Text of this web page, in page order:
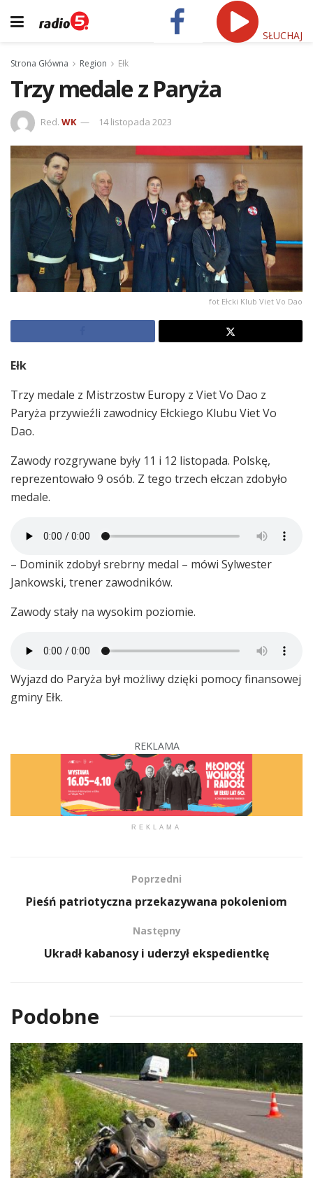
SŁUCHAJ
Strona Główna Region Ełk
Trzy medale z Paryża
Red. WK 14 listopada 2023
fot Ełcki Klub Viet Vo Dao
Ełk
Trzy medale z Mistrzostw Europy z Viet Vo Dao z
Paryża przywieźli zawodnicy Ełckiego Klubu Viet Vo
Dao.
Zawody rozgrywane były 11 i 12 listopada. Polskę,
reprezentowało 9 osób. Z tego trzech ełczan zdobyło
medale.
– Dominik zdobył srebrny medal – mówi Sylwester
Jankowski, trener zawodników.
Zawody stały na wysokim poziomie.
Wyjazd do Paryża był możliwy dzięki pomocy finansowej
gminy Ełk.
REKLAMA
REKLAMA
Poprzedni
Pieśń patriotyczna przekazywana pokoleniom
Następny
Ukradł kabanosy i uderzył ekspedientkę
Podobne